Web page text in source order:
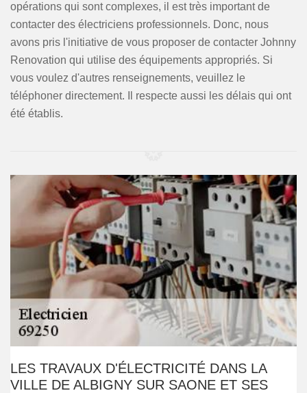
opérations qui sont complexes, il est très important de
contacter des électriciens professionnels. Donc, nous
avons pris l'initiative de vous proposer de contacter Johnny
Renovation qui utilise des équipements appropriés. Si
vous voulez d'autres renseignements, veuillez le
téléphoner directement. Il respecte aussi les délais qui ont
été établis.
LES TRAVAUX D'ÉLECTRICITÉ DANS LA
VILLE DE ALBIGNY SUR SAONE ET SES